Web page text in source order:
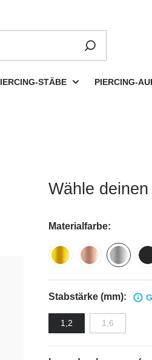
STÄBE PIERCING-
Wähle
Materialfarbe:
Stabstärke (mm):
1,2 1,6